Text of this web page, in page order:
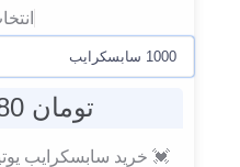
تومان 24,388,780
💓 خرید سابسکرایب